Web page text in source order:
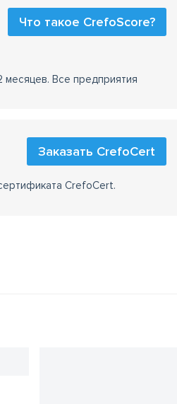
Что такое CrefoScore?
месяцев. Все предприятия
Заказать CrefoCert
CrefoCert.